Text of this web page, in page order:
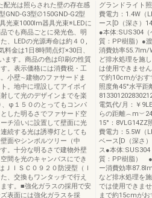
光は照らされた壁の存在感
GND-G3型∅150GND-G2型
光束1000lm器具光束※LEDに
でも商品ごとに発光色、明
、LEDの光源寿命は約４０,
金は1日8時間点灯×30日、
ます。商品の色は印刷の性質
。表示価格には消費税・工
小壁∼建物のファサードま
。地中に埋設してアイポイ
して光のデザインまでを楽
φ１５０のとってもコンパ
した明るさでファサード空
チ沿いに設置して壁面に光
続する光は誘導灯としても
面やシンボルツリー（中
。十分な明るさで建物外壁
間を光のキャンバスにでき
ＪＩＳＣ０９２０防浸型（Ｉ
、交換もワンタッチで行え
す。■強化ガラスの採用で安
表面には強化ガラスを採
グランドライト
費電力：1.4W（
ース[D（深さ）
●本体:SUS304
質：PP樹脂）●
消費効率55.7lm/
ど排水処理を施
は使用できませ
で約10cmがお
照度角45°水平
電気代/月：￥
らの距離
15°：8VLG14ZZ
費電力：5.5W（
ベース[D（深さ
ス●本体
質：PP樹脂） ●
ー消費効率
など排水処理を
では使用できま
まで約15cmがお